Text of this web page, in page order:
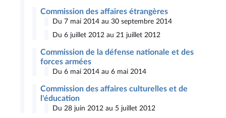
Commission des affaires étrangères
Du 7 mai 2014 au 30 septembre 2014
Du 6 juillet 2012 au 21 juillet 2012
Commission de la défense nationale et des
forces armées
Du 6 mai 2014 au 6 mai 2014
Commission des affaires culturelles et de
l'éducation
Du 28 juin 2012 au 5 juillet 2012